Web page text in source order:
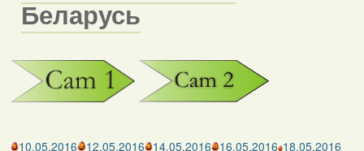
Беларусь
10.05.2016 12.05.2016 14.05.2016 16.05.2016 18.05.2016